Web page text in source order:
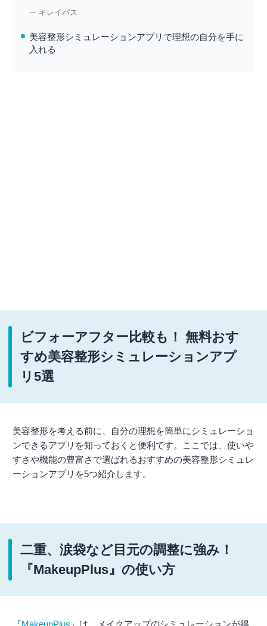
キレイパス
美容整形シミュレーションアプリで理想の自分を手に
入れる
ビフォーアフター比較も！ 無料おす
すめ美容整形シミュレーションアプ
リ5選
美容整形を考える前に、自分の理想を簡単にシミュレーショ
ンできるアプリを知っておくと便利です。ここでは、使いや
すさや機能の豊富さで選ばれるおすすめの美容整形シミュレ
ーションアプリを5つ紹介します。
二重、涙袋など目元の調整に強み！
『MakeupPlus』の使い方
『MakeupPlus 』は、メイクアップのシミュレーションが得